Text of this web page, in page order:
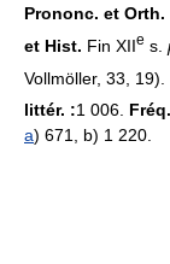
Prononc. et Orth.
et Hist. Fin XIIe s.
Vollmöller, 33, 19).
littér. :1 006.
a) 671, b) 1 220.